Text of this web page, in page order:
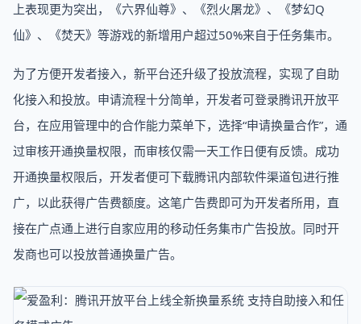
上表现更为突出，《六界仙尊》、《烈火屠龙》、《梦幻Q
仙》、《焚天》等游戏的新增用户超过50%来自于任务集市。
为了方便开发者接入，新平台还升级了投放流程，实现了自助
化接入和投放。申请流程十分简单，开发者可登录腾讯开放平
台，在应用管理中的合作能力菜单下，选择“申请换量合作”，通
过审核开通换量权限，而审核仅需一天工作日便有反馈。成功
开通换量权限后，开发者便可下载腾讯内部软件渠道包进行推
广，以此获得广告费额度。这笔广告费即可为开发者所用，直
接在广点通上进行自家应用的移动任务集市广告投放。同时开
发商也可以投放普通换量广告。